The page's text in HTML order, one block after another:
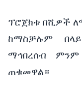
ፕሮጀክቱ በሺዎች
ከማስቻሉም
ማኅበረሰብ
ምንም
ጠቁመዋል።